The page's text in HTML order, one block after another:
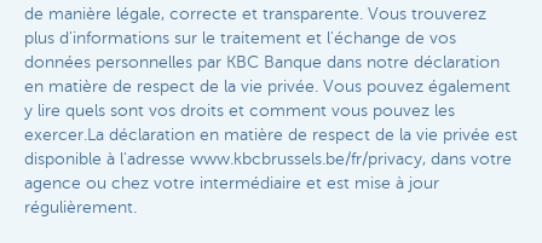
de manière légale, correcte et transparente. Vous trouverez
plus d'informations sur le traitement et l'échange de vos
données personnelles par KBC Banque dans notre déclaration
en matière de respect de la vie privée. Vous pouvez également
y lire quels sont vos droits et comment vous pouvez les
exercer.La déclaration en matière de respect de la vie privée est
disponible à l'adresse www.kbcbrussels.be/fr/privacy, dans votre
agence ou chez votre intermédiaire et est mise à jour
régulièrement.​